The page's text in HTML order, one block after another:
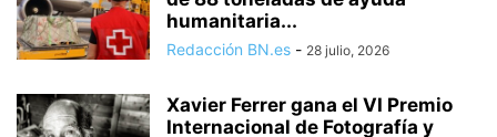
humanitaria...
Redacción BN.es - 28 julio, 2026
Xavier Ferrer gana el VI Premio
Internacional de Fotografía y